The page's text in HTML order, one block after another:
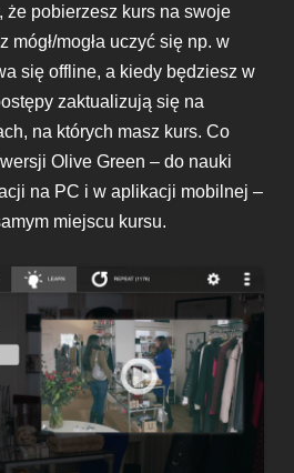
że pobierzesz kurs na swoje
mógł/mogła uczyć się np. w
się offline, a kiedy będziesz w
zaktualizują się na
na których masz kurs. Co
Olive Green – do nauki
na PC i w aplikacji mobilnej –
miejscu kursu.